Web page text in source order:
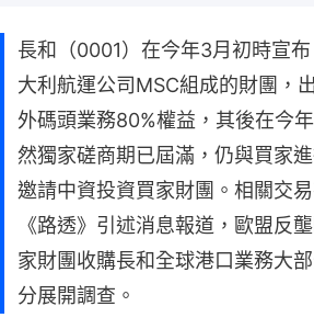
長和（0001）在今年3月初時宣
大利航運公司MSC組成的財團，
外碼頭業務80%權益，其後在今
然獨家磋商期已屆滿，仍與買家
邀請中資投資買家財團。相關交
《路透》引述消息報道，歐盟反
家財團收購長和全球港口業務大
分展開調查。